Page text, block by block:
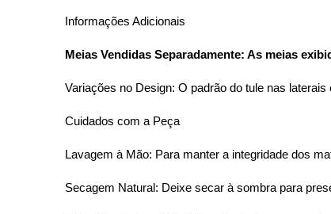
Informações Adicionais
Meias Vendidas Separadamente: As meias
Variações no Design: O padrão do tule nas
Cuidados com a Peça
Lavagem à Mão: Para manter a integridade dos
Secagem Natural: Deixe secar à sombra para